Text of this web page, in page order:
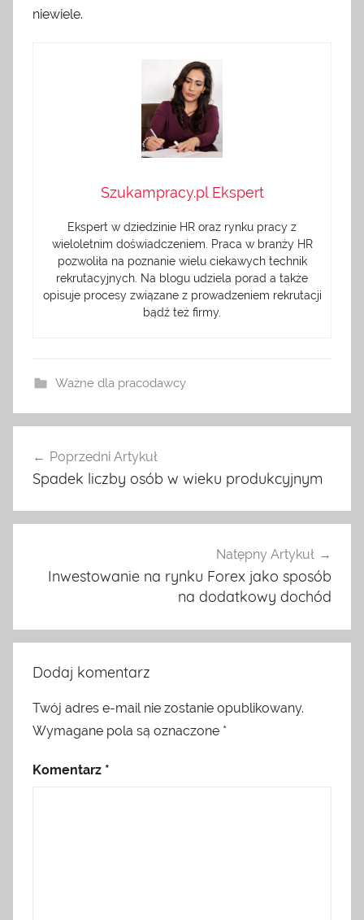
niewiele.
Szukampracy.pl Ekspert
Ekspert w dziedzinie HR oraz rynku pracy z
wieloletnim doświadczeniem. Praca w branży HR
pozwoliła na poznanie wielu ciekawych technik
rekrutacyjnych. Na blogu udziela porad a także
opisuje procesy związane z prowadzeniem rekrutacji
bądź też firmy.
Ważne dla pracodawcy
wpisu
Poprzedni Artykuł
Spadek liczby osób w wieku produkcyjnym
Natępny Artykuł
Inwestowanie na rynku Forex jako sposób
na dodatkowy dochód
Dodaj komentarz
Twój adres e-mail nie zostanie opublikowany.
Wymagane pola są oznaczone *
Komentarz *